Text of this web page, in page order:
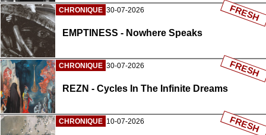
CHRONIQUE 30-07-2026
EMPTINESS - Nowhere Speaks
FRESH
CHRONIQUE 30-07-2026
REZN - Cycles In The Infinite Dreams
FRESH
CHRONIQUE 10-07-2026 FRESH